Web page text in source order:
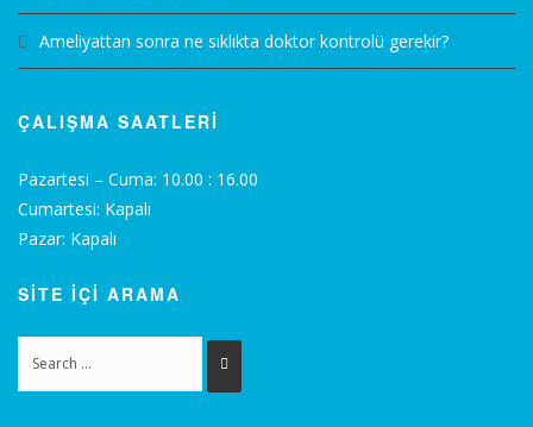
Ameliyattan sonra ne sıklıkta doktor kontrolü gerekir?
ÇALIŞMA SAATLERİ
Pazartesi – Cuma: 10.00 : 16.00
Cumartesi: Kapalı
Pazar: Kapalı
SİTE İÇİ ARAMA